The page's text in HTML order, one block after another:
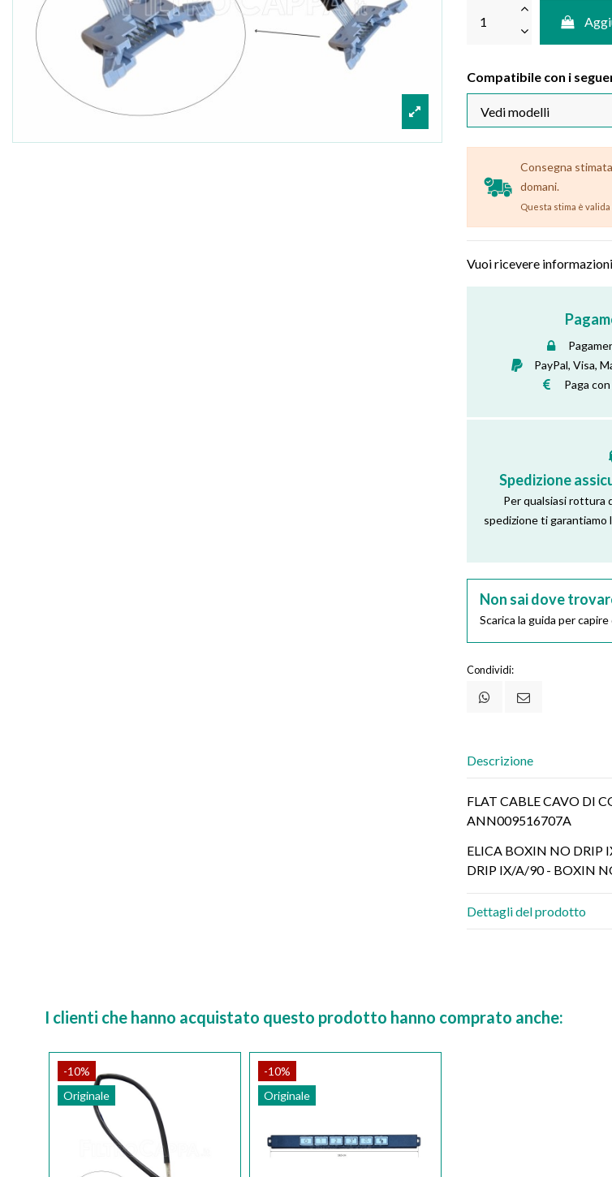
Compatibile con i
Consegna
domani.
Questa stima è
Vuoi ricevere
PayPal, Visa,
Paga
Spedizione
Per qualsiasi rottura
spedizione ti
Non sai dove
Scarica la guida per
Condividi:
Descrizione
FLAT CABLE CAVO DI
ANN009516707A
ELICA BOXIN NO DRIP
DRIP IX/A/90 - BOXIN
Dettagli del prodotto
I clienti che hanno acquistato questo prodotto hanno comprato anche:
-10%
Originale
-10%
Originale